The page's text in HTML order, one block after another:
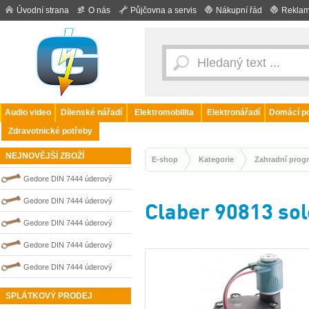
Úvodní strana O nás Půjčovna a servis Nákupní řád
Audio video Dílenské nářadí Elektromobilita Elektronářadí
Domácí
Zdravotnické potřeby
NEJNOVĚJŠÍ ZBOŽÍ
Gedore DIN 7444 úderový
nejiskřivý plochý (palcový) klíč
0100209S
Gedore DIN 7444 úderový
nejiskřivý plochý (palcový) klíč
0100210S
Gedore DIN 7444 úderový
nejiskřivý plochý (palcový) klíč
0100208S
Gedore DIN 7444 úderový
nejiskřivý plochý (palcový) klíč
0100203S
Gedore DIN 7444 úderový
nejiskřivý plochý (palcový) klíč
SPLÁTKOVÝ PRODEJ
E-shop Kategorie Zahradní
Claber 90813